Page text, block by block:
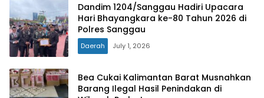
Dandim 1204/Sanggau Hadiri Upacara
Hari Bhayangkara ke-80 Tahun 2026 di
Polres Sanggau
Daerah July 1, 2026
Bea Cukai Kalimantan Barat Musnahkan
Barang Ilegal Hasil Penindakan di